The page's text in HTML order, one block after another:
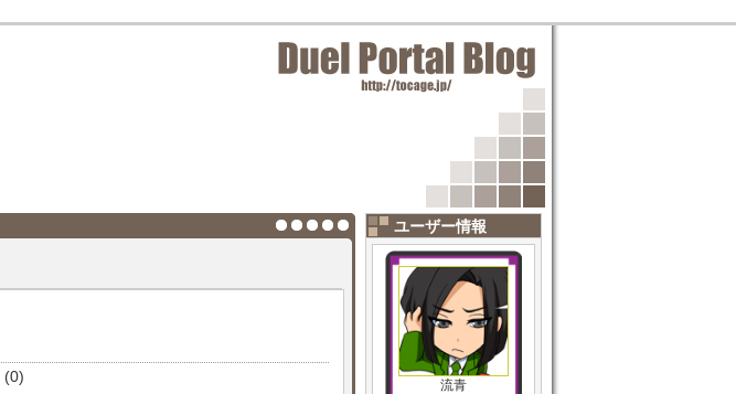
ユーザー情報
流青
(0)